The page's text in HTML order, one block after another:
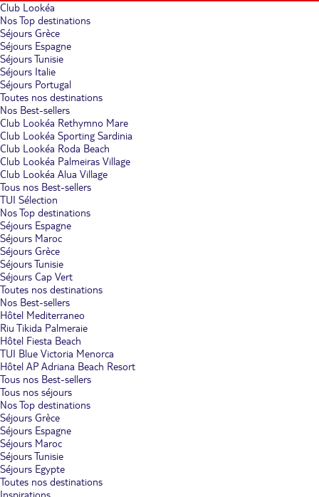
Club Lookéa
Nos Top destinations
Séjours Grèce
Séjours Espagne
Séjours Tunisie
Séjours Italie
Séjours Portugal
Toutes nos destinations
Nos Best-sellers
Club Lookéa Rethymno Mare
Club Lookéa Sporting Sardinia
Club Lookéa Roda Beach
Club Lookéa Palmeiras Village
Club Lookéa Alua Village
Tous nos Best-sellers
TUI Sélection
Nos Top destinations
Séjours Espagne
Séjours Maroc
Séjours Grèce
Séjours Tunisie
Séjours Cap Vert
Toutes nos destinations
Nos Best-sellers
Hôtel Mediterraneo
Riu Tikida Palmeraie
Hôtel Fiesta Beach
TUI Blue Victoria Menorca
Hôtel AP Adriana Beach Resort
Tous nos Best-sellers
Tous nos séjours
Nos Top destinations
Séjours Grèce
Séjours Espagne
Séjours Maroc
Séjours Tunisie
Séjours Egypte
Toutes nos destinations